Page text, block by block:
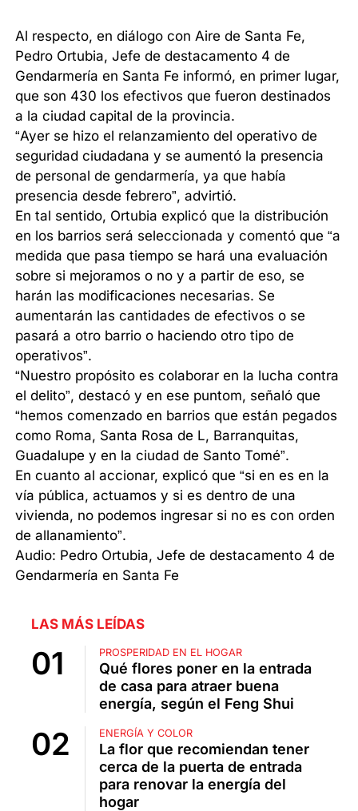
Al respecto, en diálogo con Aire de Santa Fe,
Pedro Ortubia, Jefe de destacamento 4 de
Gendarmería en Santa Fe informó, en primer lugar,
que son 430 los efectivos que fueron destinados
a la ciudad capital de la provincia.
“Ayer se hizo el relanzamiento del operativo de
seguridad ciudadana y se aumentó la presencia
de personal de gendarmería, ya que había
presencia desde febrero”, advirtió.
En tal sentido, Ortubia explicó que la distribución
en los barrios será seleccionada y comentó que “a
medida que pasa tiempo se hará una evaluación
sobre si mejoramos o no y a partir de eso, se
harán las modificaciones necesarias. Se
aumentarán las cantidades de efectivos o se
pasará a otro barrio o haciendo otro tipo de
operativos”.
“Nuestro propósito es colaborar en la lucha contra
el delito”, destacó y en ese puntom, señaló que
“hemos comenzado en barrios que están pegados
como Roma, Santa Rosa de L, Barranquitas,
Guadalupe y en la ciudad de Santo Tomé”.
En cuanto al accionar, explicó que “si en es en la
vía pública, actuamos y si es dentro de una
vivienda, no podemos ingresar si no es con orden
de allanamiento”.
Audio: Pedro Ortubia, Jefe de destacamento 4 de
Gendarmería en Santa Fe
LAS MÁS LEÍDAS
PROSPERIDAD EN EL HOGAR
Qué flores poner en la entrada
de casa para atraer buena
energía, según el Feng Shui
ENERGÍA Y COLOR
La flor que recomiendan tener
cerca de la puerta de entrada
para renovar la energía del
hogar